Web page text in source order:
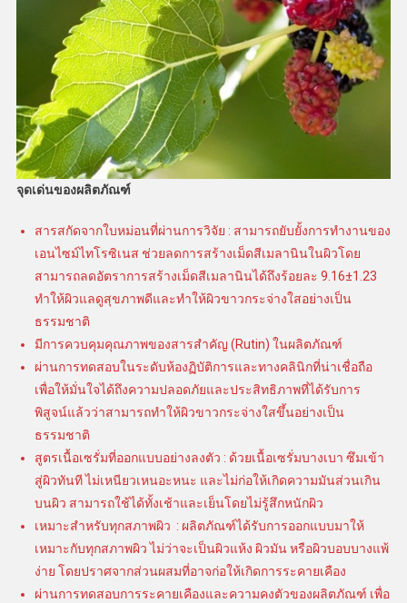
จุดเด่นของผลิตภัณฑ์
สารสกัดจากใบหม่อนที่ผ่านการวิจัย : สามารถยับยั้งการทำงานของ
เอนไซม์ไทโรซิเนส ช่วยลดการสร้างเม็ดสีเมลานินในผิวโดย
สามารถลดอัตราการสร้างเม็ดสีเมลานินได้ถึงร้อยละ 9.16±1.23
ทำให้ผิวแลดูสุขภาพดีและทำให้ผิวขาวกระจ่างใสอย่างเป็น
ธรรมชาติ
มีการควบคุมคุณภาพของสารสำคัญ (Rutin) ในผลิตภัณฑ์
ผ่านการทดสอบในระดับห้องฏิบัติการและทางคลินิกที่น่าเชื่อถือ
เพื่อให้มั่นใจได้ถึงความปลอดภัยและประสิทธิภาพที่ได้รับการ
พิสูจน์แล้วว่าสามารถทำให้ผิวขาวกระจ่างใสขึ้นอย่างเป็น
ธรรมชาติ
สูตรเนื้อเซรั่มที่ออกแบบอย่างลงตัว : ด้วยเนื้อเซรั่มบางเบา ซึมเข้า
สู่ผิวทันที ไม่เหนียวเหนอะหนะ และไม่ก่อให้เกิดความมันส่วนเกิน
บนผิว สามารถใช้ได้ทั้งเช้าและเย็นโดยไม่รู้สึกหนักผิว
เหมาะสำหรับทุกสภาพผิว : ผลิตภัณฑ์ได้รับการออกแบบมาให้
เหมาะกับทุกสภาพผิว ไม่ว่าจะเป็นผิวแห้ง ผิวมัน หรือผิวบอบบางแพ้
ง่าย โดยปราศจากส่วนผสมที่อาจก่อให้เกิดการระคายเคือง
ผ่านการทดสอบการระคายเคืองและความคงตัวของผลิตภัณฑ์ เพื่อ